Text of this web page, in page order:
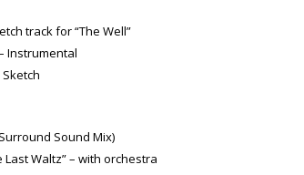
track for “The Well”
Instrumental
Sketch
Sound Mix)
Last Waltz” – with orchestra